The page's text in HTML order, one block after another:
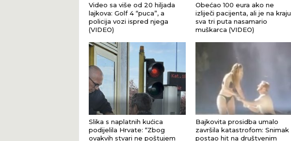
Video sa više od 20 hiljada
lajkova: Golf 4 “puca”, a
policija vozi ispred njega
(VIDEO)
Obećao 100 eura ako ne
izliječi pacijenta, ali je na kraju
sva tri puta nasamario
muškarca (VIDEO)
Slika s naplatnih kućica
podijelila Hrvate: “Zbog
ovakvih stvari ne poštujem
Bajkovita prosidba umalo
završila katastrofom: Snimak
postao hit na društvenim